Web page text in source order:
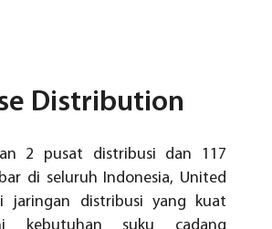
Distribution
2 pusat distribusi dan 117
di seluruh Indonesia, United
jaringan distribusi yang kuat